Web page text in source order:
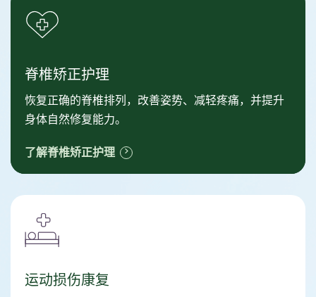
脊椎矫正护理
恢复正确的脊椎排列，改善姿势、减轻疼痛，并提升
身体自然修复能力。
了解脊椎矫正护理
运动损伤康复